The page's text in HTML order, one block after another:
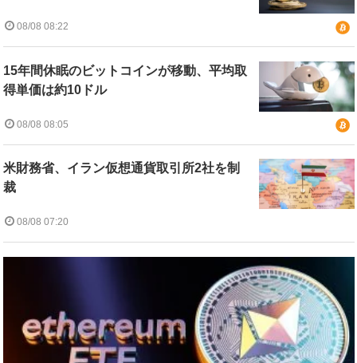
08/08 08:22
15年間休眠のビットコインが移動、平均取
得単価は約10ドル
08/08 08:05
米財務省、イラン仮想通貨取引所2社を制
裁
08/08 07:20